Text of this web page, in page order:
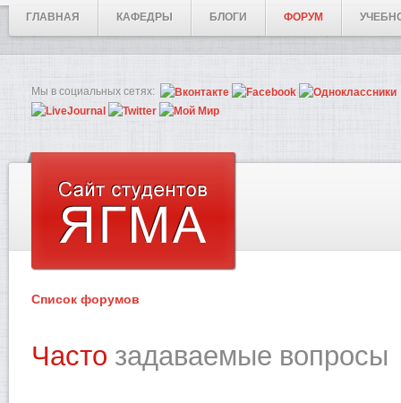
ГЛАВНАЯ КАФЕДРЫ БЛОГИ ФОРУМ
Мы в социальных сетях:
Список форумов
Часто задаваемые вопросы